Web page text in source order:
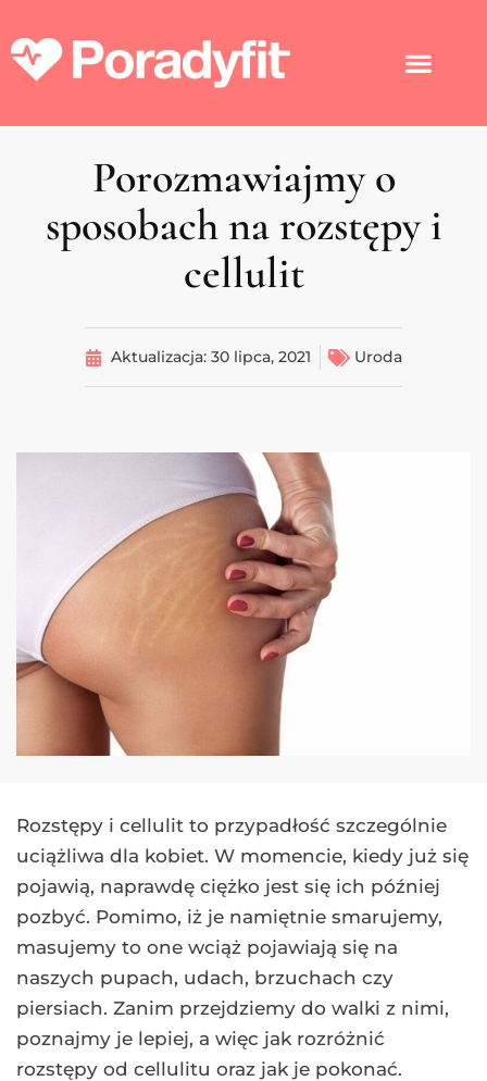
Porozmawiajmy o
sposobach na rozstępy i
cellulit
Aktualizacja: 30 lipca, 2021 Uroda
Rozstępy i cellulit to przypadłość szczególnie
uciążliwa dla kobiet. W momencie, kiedy już się
pojawią, naprawdę ciężko jest się ich później
pozbyć. Pomimo, iż je namiętnie smarujemy,
masujemy to one wciąż pojawiają się na
naszych pupach, udach, brzuchach czy
piersiach. Zanim przejdziemy do walki z nimi,
poznajmy je lepiej, a więc jak rozróżnić
rozstępy od cellulitu oraz jak je pokonać.